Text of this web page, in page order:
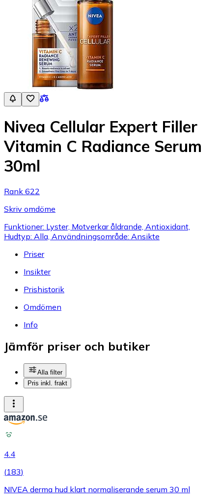
Nivea Cellular Expert Filler
Vitamin C Radiance Serum
30ml
Rank 622
Skriv omdöme
Funktioner: Lyster, Motverkar åldrande, Antioxidant,
Hudtyp: Alla, Användningsområde: Ansikte
Priser
Insikter
Prishistorik
Omdömen
Info
Jämför priser och butiker
Alla filter
Pris inkl. frakt
4.4
(183)
NIVEA derma hud klart normaliserande serum 30 ml